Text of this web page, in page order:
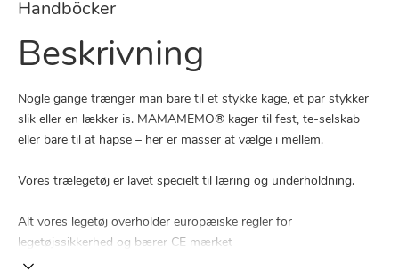
Handböcker
Beskrivning
Nogle gange trænger man bare til et stykke kage, et par stykker
slik eller en lækker is. MAMAMEMO® kager til fest, te-selskab
eller bare til at hapse – her er masser at vælge i mellem.
Vores trælegetøj er lavet specielt til læring og underholdning.
Alt vores legetøj overholder europæiske regler for
legetøjssikkerhed og bærer CE mærket